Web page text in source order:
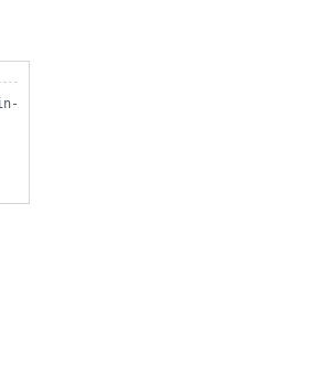
embedded?Human Pancreatic